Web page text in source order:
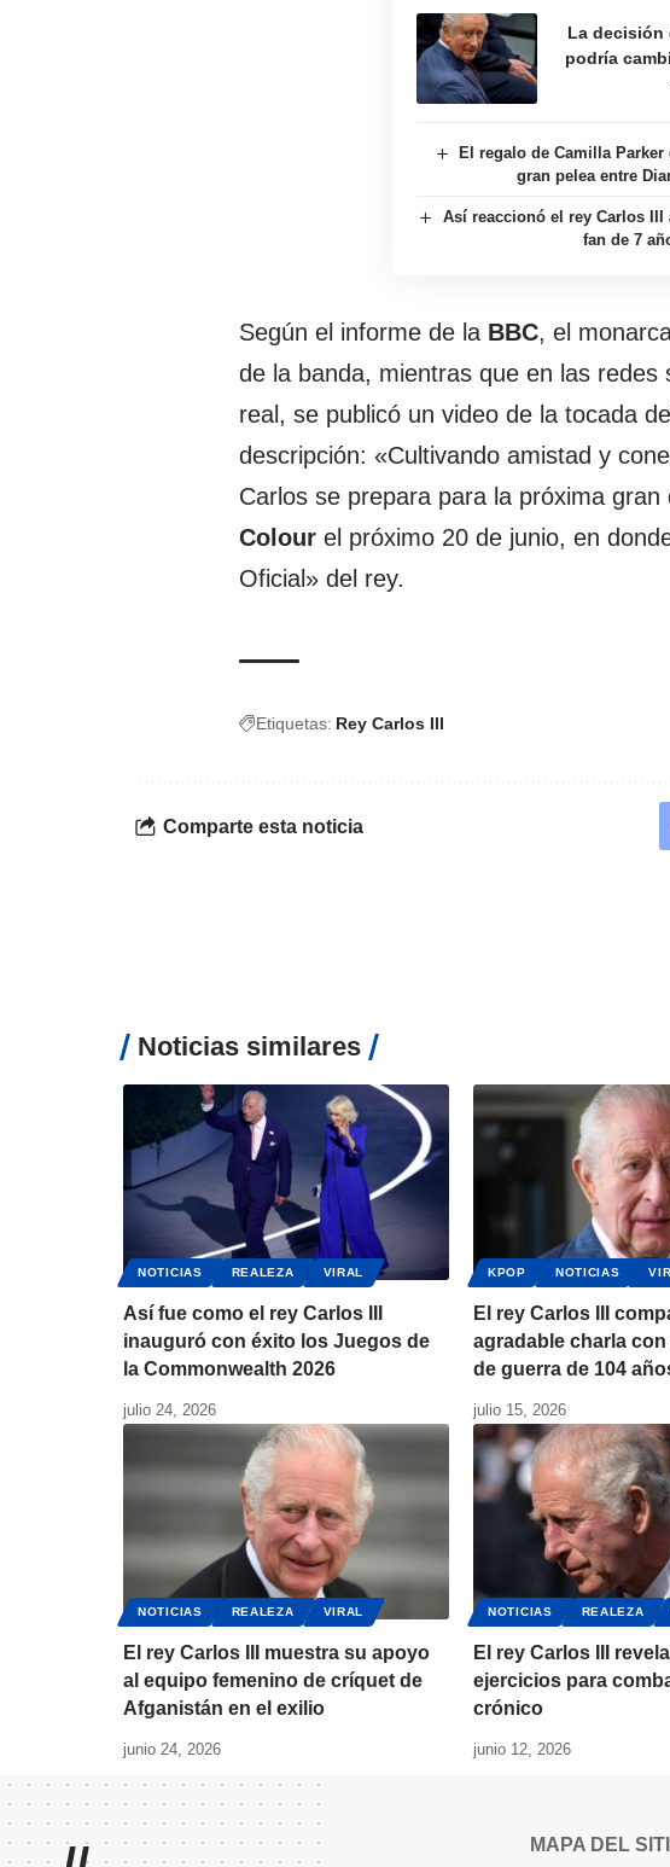
La decisión
podría
El regalo de Camilla
gran pelea entre
Así reaccionó el rey Carlos
fan de 7
Según el informe de la BBC, el
de la banda, mientras que en las redes
real, se publicó un video de la tocada
descripción: «Cultivando amistad y
Carlos se prepara para la próxima gran
Colour el próximo 20 de junio, en
Oficial» del rey.
Etiquetas: Rey Carlos III
Comparte esta noticia
Noticias similares
NOTICIAS REALEZA VIRAL
Así fue como el rey Carlos III
inauguró con éxito los Juegos de
la Commonwealth 2026
julio 24, 2026
KPOP NOTICIAS
El rey Carlos III
agradable charla
de guerra de 104
julio 15, 2026
NOTICIAS REALEZA VIRAL
El rey Carlos III muestra su apoyo
al equipo femenino de críquet de
Afganistán en el exilio
junio 24, 2026
NOTICIAS REALEZA
El rey Carlos III
ejercicios para
crónico
junio 12, 2026
MAPA DEL